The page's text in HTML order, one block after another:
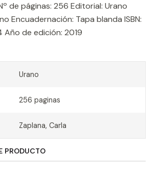
de páginas: 256 Editorial: Urano
Encuadernación: Tapa blanda ISBN:
Año de edición: 2019
Urano
256 paginas
Zaplana, Carla
PRODUCTO